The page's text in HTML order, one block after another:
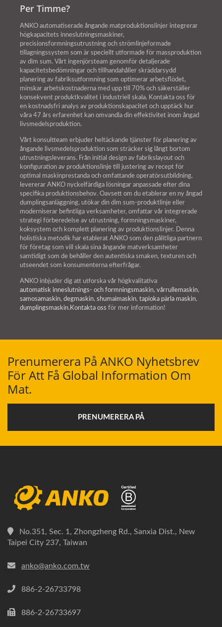
Per Timme?
ANKO automatiserade ångande matproduktionslinjer integrerar
högkapacitets inneslutningsmaskiner,
precisionsformningsutrustning och strömlinjeformade
tillagningssystem som är speciellt utformade för massproduktion
av dim sum. Vårt ingenjörsteam genomför detaljerade
kapacitetsbedömningar och tillhandahåller skräddarsydd
planering av fabriksutformning som optimerar arbetsflödet,
minskar arbetskostnaderna med upp till 70% och säkerställer
konsekvent produktkvalitet i industriell skala. Kontakta oss för
en kostnadsfri analys av produktionskapacitet och upptäck hur
våra 47 års erfarenhet kan omvandla din effektivitet inom ångad
livsmedelsproduktion.
Vårt konsultteam erbjuder heltäckande tjänster för planering av
ångande livsmedelsproduktion som sträcker sig långt bortom
utrustningsleverans. Från initial design av fabrikslayout och
konfiguration av produktionslinje till justering av recept för
optimal maskinprestanda och omfattande operatörsutbildning,
levererar ANKO nyckelfärdiga lösningar anpassade efter dina
specifika produktionsbehov. Oavsett om du etablerar en ny ångad
dumplingsanläggning, utökar din dim sum-produktlinje eller
moderniserar befintliga verksamheter, omfattar vår integrerade
strategi förberedelse av utrustning, formningsmaskiner,
koksystem och komplett planering av produktionslinjer. Denna
holistiska metodik har etablerat ANKO som den pålitliga partnern
för företag som vill skala sina ångande matverksamheter
samtidigt som de behåller den autentiska smaken, texturen och
utseendet som konsumenterna efterfrågar.
ANKO inbjuder dig att utforska vår högkvalitativa
automatisk inneslutnings- och formningsmaskin, vårrullemaskin,
samosamaskin, degmaskin, shumaimaskin, tapioka pärla maskin,
dumplingsmaskin.Kontakta oss för mer information!
Prenumerera På ANKO Nyhetsbrev
För Att Få Global Information Om
Mat.
PRENUMERERA PÅ
No.351, Sec. 1, Zhongzheng Rd., Sanxia Dist., New
Taipei City 237, Taiwan
anko@anko.com.tw
886-2-26733798
886-2-26733697